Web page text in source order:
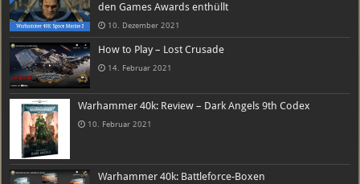
den Games Awards enthüllt
10. Dezember 2021
How to Play – Lost Crusade
14. Februar 2021
Warhammer 40k: Review – Dark Angels 9th Codex
10. Februar 2021
Warhammer 40k: Battleforce-Boxen